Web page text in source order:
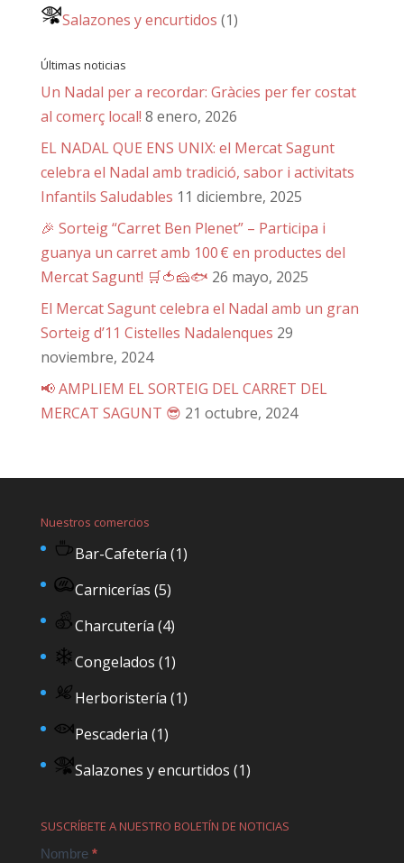
Salazones y encurtidos (1)
Últimas noticias
Un Nadal per a recordar: Gràcies per fer costat
al comerç local! 8 enero, 2026
EL NADAL QUE ENS UNIX: el Mercat Sagunt
celebra el Nadal amb tradició, sabor i activitats
Infantils Saludables 11 diciembre, 2025
🎉 Sorteig “Carret Ben Plenet” – Participa i
guanya un carret amb 100 € en productes del
Mercat Sagunt! 🛒🍅🧀🐟 26 mayo, 2025
El Mercat Sagunt celebra el Nadal amb un gran
Sorteig d’11 Cistelles Nadalenques 29
noviembre, 2024
📢 AMPLIEM EL SORTEIG DEL CARRET DEL
MERCAT SAGUNT 😎 21 octubre, 2024
Nuestros comercios
Bar-Cafetería (1)
Carnicerías (5)
Charcutería (4)
Congelados (1)
Herboristería (1)
Pescaderia (1)
Salazones y encurtidos (1)
SUSCRÍBETE A NUESTRO BOLETÍN DE NOTICIAS
Contact
Nombre *